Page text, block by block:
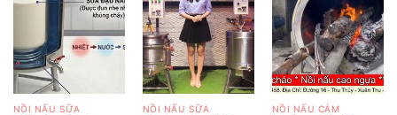
NỒI NẤU SỮA NỒI NẤU SỮA NỒI NẤU CÁM